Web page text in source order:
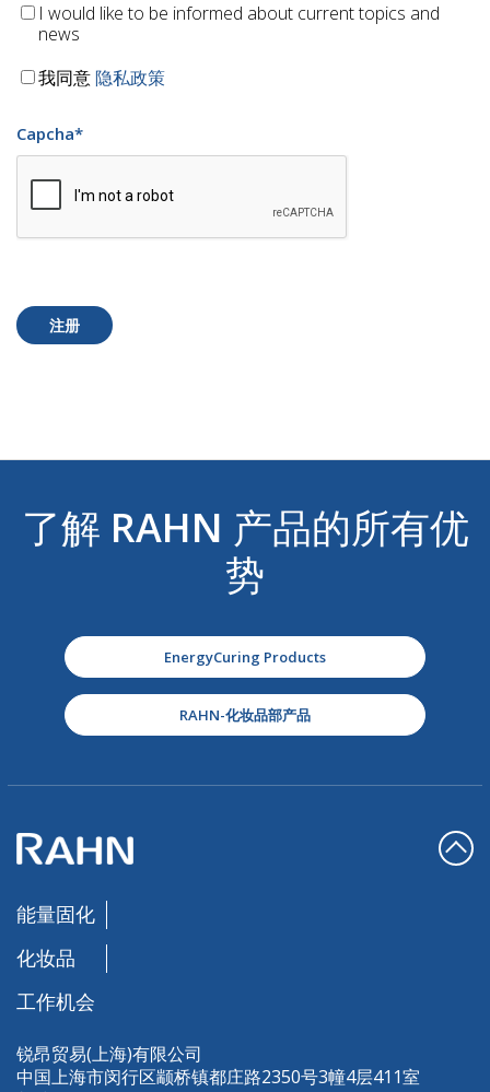
I would like to be informed about current topics and
news
我同意隐私政策
Capcha*
注册
了解 RAHN 产品的所有优
势
EnergyCuring Products
RAHN-化妆品部产品
锐昂贸易(上海)有限公司
中国上海市闵行区颛桥镇都庄路2350号3幢4层411室
能量固化
化妆品
工作机会